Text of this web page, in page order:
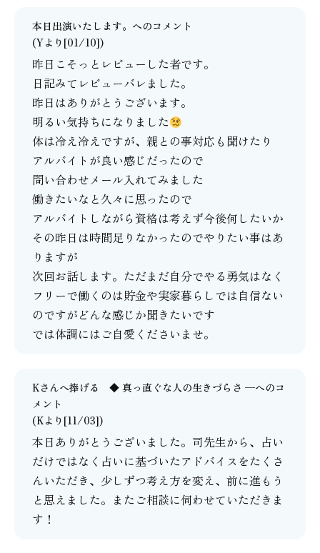
本日出演いたします。 へのコメント
(Yより[01/10])
昨日こそっとレビューした者です。
日記みてレビューバレました。
昨日はありがとうございます。
明るい気持ちになりました
体は冷え冷えですが、親との事対応も聞けたり
アルバイトが良い感じだったので
問い合わせメール入れてみました
働きたいなと久々に思ったので
アルバイトしながら資格は考えず今後何したいか
その昨日は時間足りなかったのでやりたい事はあ
りますが
次回お話します。ただまだ自分でやる勇気はなく
フリーで働くのは貯金や実家暮らしでは自信ない
のですがどんな感じか聞きたいです
では体調にはご自愛くださいませ。
Kさんへ捧げる ◆ 真っ直ぐな人の生きづらさ ─へのコ
メント
(Kより[11/03])
本日ありがとうございました。司先生から、占い
だけではなく占いに基づいたアドバイスをたくさ
んいただき、少しずつ考え方を変え、前に進もう
と思えました。またご相談に伺わせていただきま
す！